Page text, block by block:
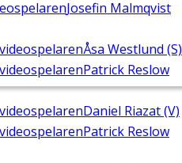
Josefin Malmqvist
Åsa Westlund (S)
Patrick Reslow
Daniel Riazat (V)
Patrick Reslow